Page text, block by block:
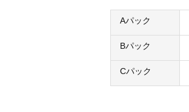
Aパック
Bパック
Cパック